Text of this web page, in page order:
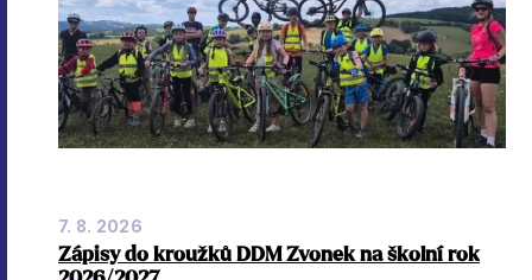
7. 8. 2026
Zápisy do kroužků DDM Zvonek na školní rok